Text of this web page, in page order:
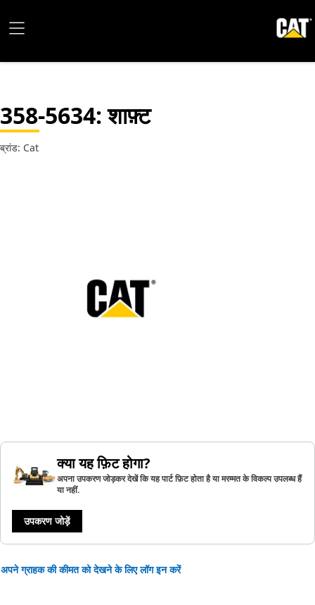
358-5634: शाफ़्ट
ब्रांड: Cat
क्या यह फ़िट होगा?
अपना उपकरण जोड़कर देखें कि यह पार्ट फ़िट होता है या मरम्मत के विकल्प उपलब्ध हैं
या नहीं.
उपकरण जोड़ें
अपने ग्राहक की कीमत को देखने के लिए लॉग इन करें